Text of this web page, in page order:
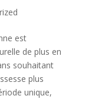
est
de plus en
souhaitant
plus
unique,